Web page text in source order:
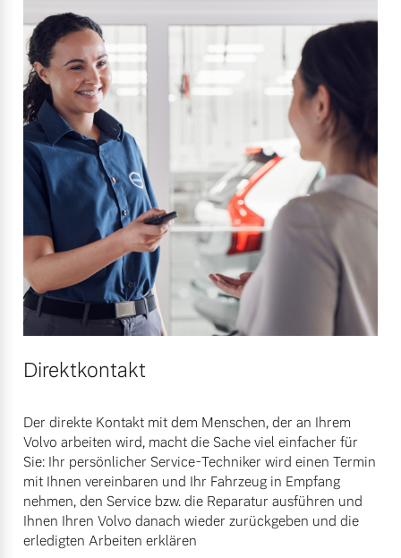
Editionsmodelle
Jetzt kennenlernen
Mehr erfahren
Finanzierung & Leasing
Versicherung
Direktkontakt
Der direkte Kontakt mit dem Menschen, der an Ihrem
Volvo arbeiten wird, macht die Sache viel einfacher für
Sie: Ihr persönlicher Service-Techniker wird einen Termin
mit Ihnen vereinbaren und Ihr Fahrzeug in Empfang
nehmen, den Service bzw. die Reparatur ausführen und
Ihnen Ihren Volvo danach wieder zurückgeben und die
erledigten Arbeiten erklären